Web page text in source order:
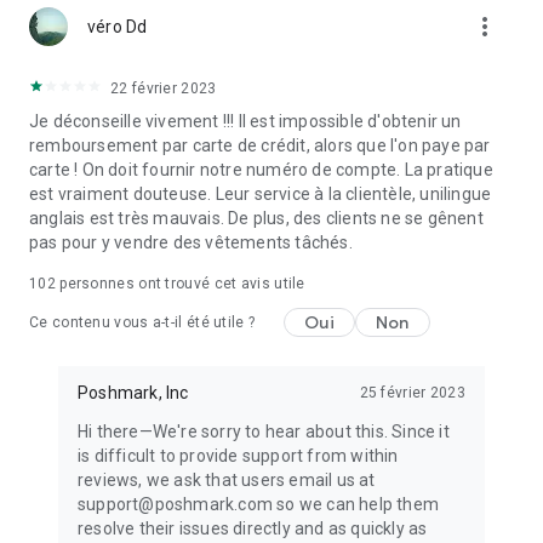
- Poshmark apporte le meilleur des applications d'achat avec
un marché en ligne auquel font confiance des millions de
- Besoin d'idées pour votre prochain rendez-vous ? Un
mariage à venir ? Trouvez des articles pour toutes les
occasions sans vous ruiner lorsque vous magasinez parmi
des millions d'idées de tenues.
REJOIGNEZ NOTRE MARCHE SOCIAL
- Rejoignez les plus de 100 millions de personnes qui utilisent
- Amusez-vous en partageant vos annonces pertinentes ou
en achetant ces soirées chics organisées.
- Interagissez avec les vendeurs EN DIRECT avec Posh Shows
boutique en ligne, rafraîchissez votre style et faites la fête
avec la communauté Poshmark en pleine croissance !
Téléchargez dès aujourd'hui pour acheter et vendre en toute
transparence.
véro Dd more_vert
22 février 2023
Je déconseille vivement !!! Il est impossible d'obtenir un
remboursement par carte de crédit, alors que l'on paye par
carte ! On doit fournir notre numéro de compte. La pratique
est vraiment douteuse. Leur service à la clientèle, unilingue
anglais est très mauvais. De plus, des clients ne se gênent
pas pour y vendre des vêtements tâchés.
102 personnes ont trouvé cet avis utile
Ce contenu vous a-t-il été utile ? Oui Non
Poshmark, Inc 25 février 2023
Hi there—We're sorry to hear about this. Since it
is difficult to provide support from within
reviews, we ask that users email us at
support@poshmark.com so we can help them
resolve their issues directly and as quickly as